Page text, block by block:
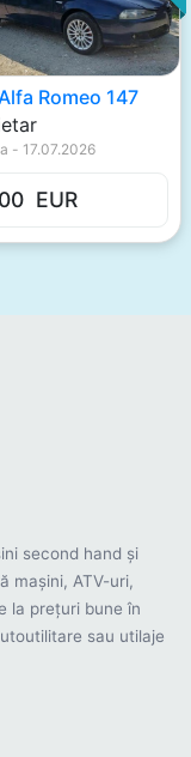
Romeo 147
- 17.07.2026
EUR
second hand și
mașini, ATV-uri,
la prețuri bune în
sau utilaje